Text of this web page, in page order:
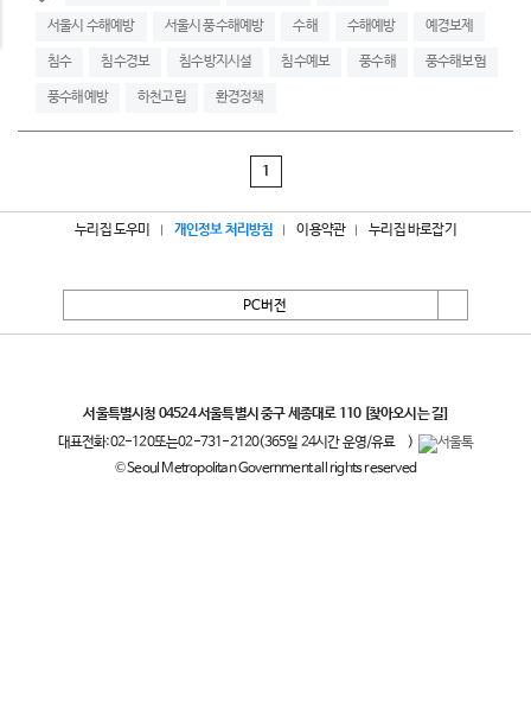
서울시 수해예방 서울시 풍수해예방 수해 수해예방 예경보제
침수 침수경보 침수방지시설 침수예보 풍수해 풍수해보험
풍수해예방 하천고립 환경정책
1
누리집 도우미 개인정보 처리방침 이용약관 누리집 바로잡기
PC버전
서울특별시청 04524 서울특별시 중구 세종대로 110 [찾아오시는 길]
대표전화:02-120또는02-731-2120(365일 24시간 운영/유료
)
© Seoul Metropolitan Government all rights reserved